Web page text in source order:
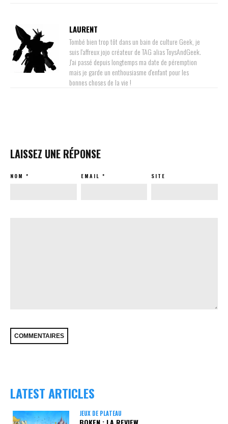
LAURENT
Tombé bien trop tôt dans un bain de culture Geek, je
suis l'affreux jojo créateur de TAG alias ToysAndGeek.
J'ai passé depuis longtemps ma date de péremption
mais je garde un enthousiasme d'enfant pour les
bonnes choses de la vie !
LAISSEZ UNE RÉPONSE
NOM * EMAIL * SITE
LATEST ARTICLES
JEUX DE PLATEAU